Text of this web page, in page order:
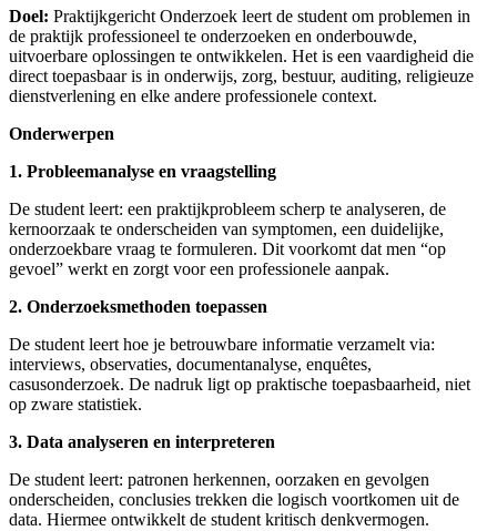
Doel: Praktijkgericht Onderzoek leert de student om problemen in
de praktijk professioneel te onderzoeken en onderbouwde,
uitvoerbare oplossingen te ontwikkelen. Het is een vaardigheid die
direct toepasbaar is in onderwijs, zorg, bestuur, auditing, religieuze
dienstverlening en elke andere professionele context.
Onderwerpen
1. Probleemanalyse en vraagstelling
De student leert: een praktijkprobleem scherp te analyseren, de
kernoorzaak te onderscheiden van symptomen, een duidelijke,
onderzoekbare vraag te formuleren. Dit voorkomt dat men “op
gevoel” werkt en zorgt voor een professionele aanpak.
2. Onderzoeksmethoden toepassen
De student leert hoe je betrouwbare informatie verzamelt via:
interviews, observaties, documentanalyse, enquêtes,
casusonderzoek. De nadruk ligt op praktische toepasbaarheid, niet
op zware statistiek.
3. Data analyseren en interpreteren
De student leert: patronen herkennen, oorzaken en gevolgen
onderscheiden, conclusies trekken die logisch voortkomen uit de
data. Hiermee ontwikkelt de student kritisch denkvermogen.